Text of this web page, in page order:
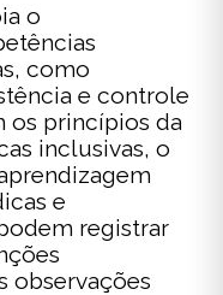
o
como
e controle
os princípios da
inclusivas, o
e
registrar
observações